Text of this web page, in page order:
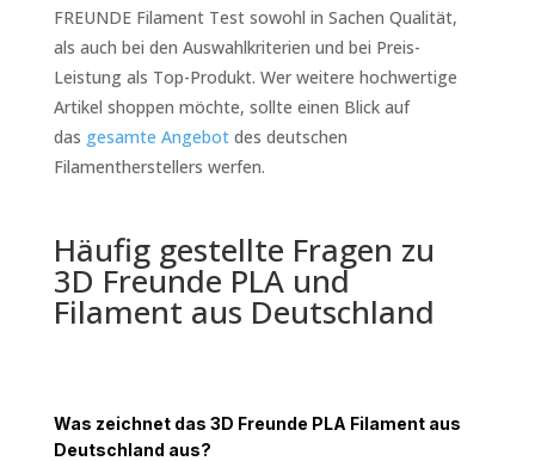
FREUNDE Filament Test sowohl in Sachen Qualität,
als auch bei den Auswahlkriterien und bei Preis-
Leistung als Top-Produkt. Wer weitere hochwertige
Artikel shoppen möchte, sollte einen Blick auf
das gesamte Angebot des deutschen
Filamentherstellers werfen.
Häufig gestellte Fragen zu
3D Freunde PLA und
Filament aus Deutschland
Was zeichnet das 3D Freunde PLA Filament aus
Deutschland aus?